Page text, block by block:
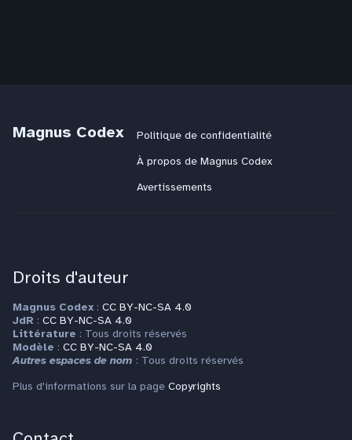
Magnus Codex
Politique de confidentialité
À propos de Magnus Codex
Avertissements
Droits d'auteur
Magnus Codex : CC BY-NC-SA 4.0
JdR : CC BY-NC-SA 4.0
Littérature : Tous droits réservés
Modèle : CC BY-NC-SA 4.0
Autres espaces de nom : Tous droits réservés
Plus d'informations sur la page Copyrights